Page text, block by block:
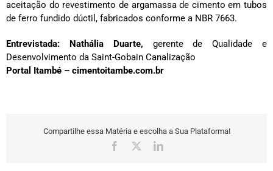
aceitação do revestimento de argamassa de cimento em tubos
de ferro fundido dúctil, fabricados conforme a NBR 7663.
Entrevistada: Nathália Duarte, gerente de Qualidade e
Desenvolvimento da Saint-Gobain Canalização
Portal Itambé – cimentoitambe.com.br
Compartilhe essa Matéria e escolha a Sua Plataforma!
Facebook LinkedIn